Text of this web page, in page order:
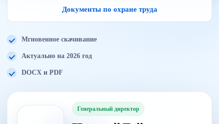
Документы по охране труда
Мгновенное скачивание
Актуально на 2026 год
DOCX и PDF
Генеральный директор